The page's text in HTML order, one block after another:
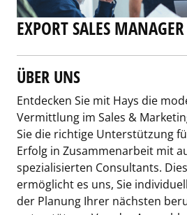
EXPORT SALES
ÜBER UNS
Entdecken Sie mit Hays die
Vermittlung im Sales &
Sie die richtige Unterstützung
Erfolg in Zusammenarbeit mit
spezialisierten Consultants.
ermöglicht es uns, Sie
der Planung Ihrer nächsten